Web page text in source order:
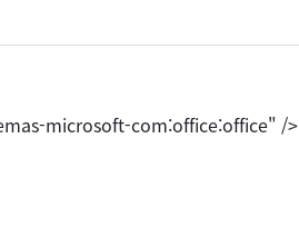
microsoft-com:office:office" />